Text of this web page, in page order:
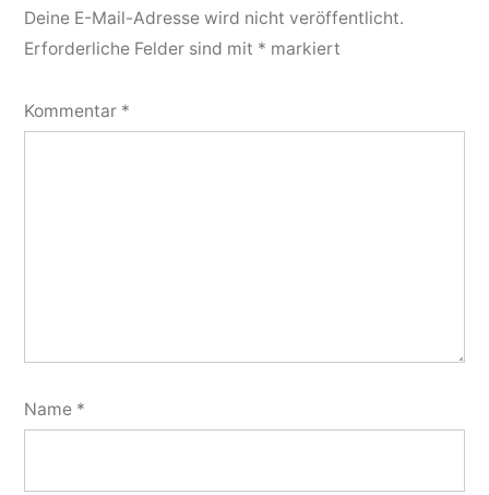
Deine E-Mail-Adresse wird nicht veröffentlicht.
Erforderliche Felder sind mit * markiert
Kommentar *
Name *